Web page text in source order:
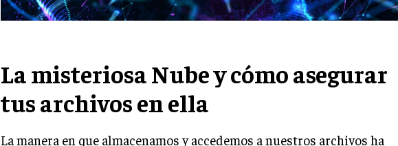
La misteriosa Nube y cómo asegurar
tus archivos en ella
La manera en que almacenamos y accedemos a nuestros archivos ha